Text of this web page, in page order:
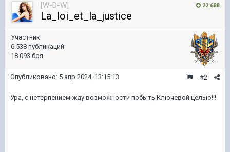
22 688
[W-D-W]
La_loi_et_la_justice
Участник
6 538 публикаций
18 093 боя
#2
Опубликовано: 5 апр 2024, 13:15:13
Ура, с нетерпением жду возможности побыть Ключевой целью!!!